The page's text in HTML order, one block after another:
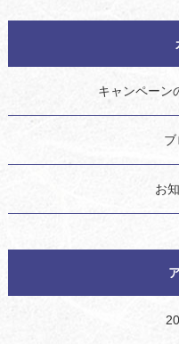
キャンペーン
お